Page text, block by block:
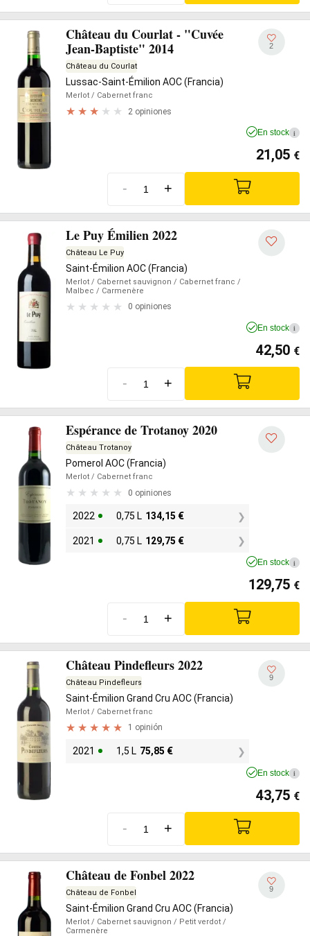
Château du Courlat - "Cuvée
Jean-Baptiste" 2014
Château du Courlat
Lussac-Saint-Émilion AOC (Francia)
Merlot / Cabernet franc
2 opiniones
2
En stock i
21,05 €
- +
Le Puy Émilien 2022
Château Le Puy
Saint-Émilion AOC (Francia)
Merlot / Cabernet sauvignon / Cabernet franc /
Malbec / Carmenère
0 opiniones
En stock i
42,50 €
- +
Espérance de Trotanoy 2020
Château Trotanoy
Pomerol AOC (Francia)
Merlot / Cabernet franc
0 opiniones
2022 0,75 L 134,15 €
2021 0,75 L 129,75 €
En stock i
129,75 €
- +
Château Pindefleurs 2022
Château Pindefleurs
Saint-Émilion Grand Cru AOC (Francia)
Merlot / Cabernet franc
1 opinión
2021 1,5 L 75,85 €
9
En stock i
43,75 €
- +
Château de Fonbel 2022
Château de Fonbel
Saint-Émilion Grand Cru AOC (Francia)
Merlot / Cabernet sauvignon / Petit verdot /
Carmenère
9